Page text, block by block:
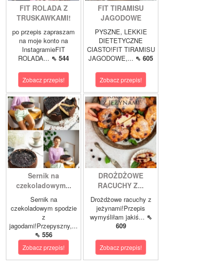
FIT ROLADA Z
TRUSKAWKAMI!
po przepis zapraszam
na moje konto na
InstagramieFIT
ROLADA... ⇖ 544
Zobacz przepis!
FIT TIRAMISU
JAGODOWE
PYSZNE, LEKKIE
DIETETYCZNE
CIASTO!FIT TIRAMISU
JAGODOWE,... ⇖ 605
Zobacz przepis!
Sernik na
czekoladowym...
Sernik na
czekoladowym spodzie
z
jagodami!Przepyszny,...
⇖ 556
Zobacz przepis!
DROŻDŻOWE
RACUCHY Z...
Drożdżowe racuchy z
jeżynami!Przepis
wymyśliłam jakiś... ⇖
609
Zobacz przepis!